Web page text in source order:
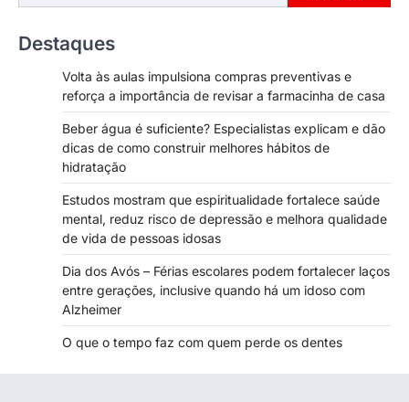
Destaques
Volta às aulas impulsiona compras preventivas e
reforça a importância de revisar a farmacinha de casa
Beber água é suficiente? Especialistas explicam e dão
dicas de como construir melhores hábitos de
hidratação
Estudos mostram que espiritualidade fortalece saúde
mental, reduz risco de depressão e melhora qualidade
de vida de pessoas idosas
Dia dos Avós – Férias escolares podem fortalecer laços
entre gerações, inclusive quando há um idoso com
Alzheimer
O que o tempo faz com quem perde os dentes